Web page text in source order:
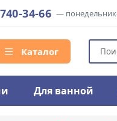
34-66 —
Каталог
Для ванной